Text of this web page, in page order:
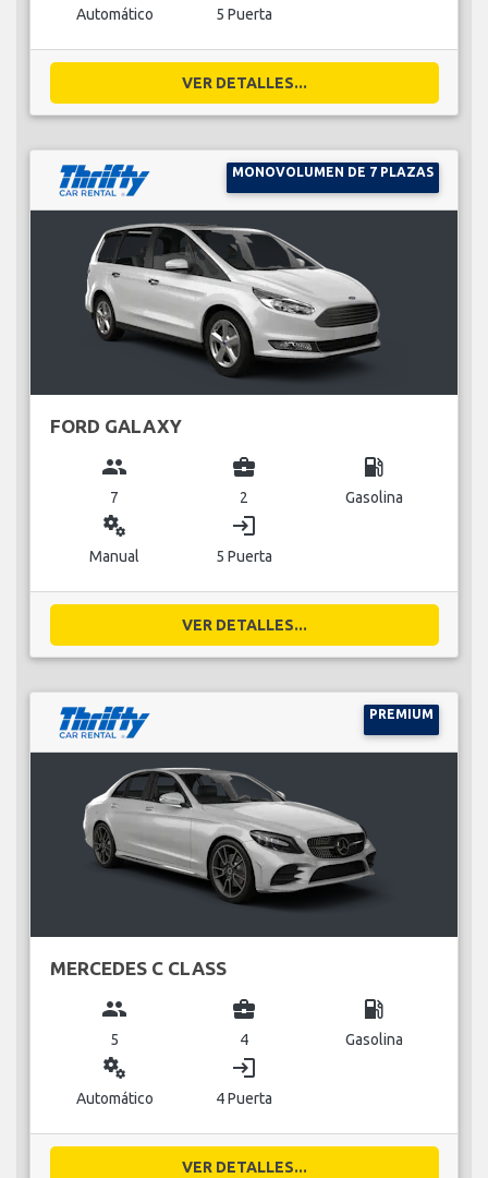
Automático 5 Puerta
VER DETALLES...
MONOVOLUMEN DE 7 PLAZAS
FORD GALAXY
group
7
business_center
2
local_gas_station
Gasolina
miscellaneous_services
Manual
login
5 Puerta
VER DETALLES...
PREMIUM
MERCEDES C CLASS
group
5
business_center
4
local_gas_station
Gasolina
miscellaneous_services
Automático
login
4 Puerta
VER DETALLES...